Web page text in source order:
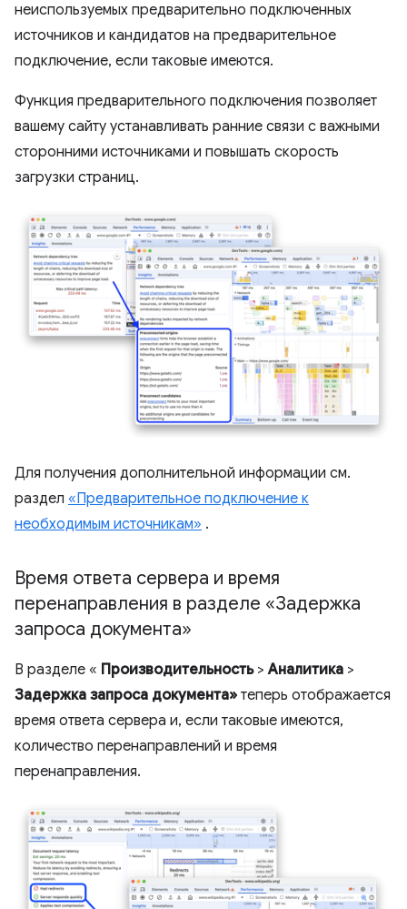
неиспользуемых предварительно подключенных
источников и кандидатов на предварительное
подключение, если таковые имеются.
Функция предварительного подключения позволяет
вашему сайту устанавливать ранние связи с важными
сторонними источниками и повышать скорость
загрузки страниц.
Для получения дополнительной информации см.
раздел «Предварительное подключение к
необходимым источникам» .
Время ответа сервера и время
перенаправления в разделе «Задержка
запроса документа»
В разделе « Производительность>Аналитика >
Задержка запроса документа» теперь отображается
время ответа сервера и, если таковые имеются,
количество перенаправлений и время
перенаправления.